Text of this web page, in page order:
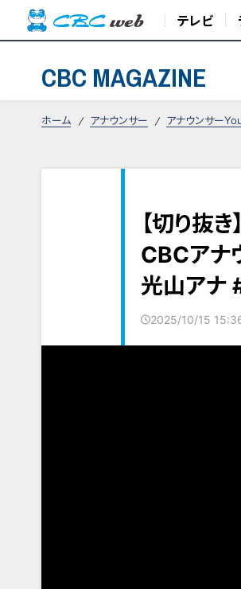
テレビ
CBC MAGAZINE
ホーム アナウンサー アナウンサー
【切り抜
CBCアナ
光山アナ
2025/10/15